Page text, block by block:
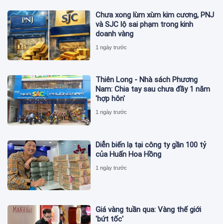
Chưa xong lùm xùm kim cương, PNJ
và SJC lộ sai phạm trong kinh
doanh vàng
1 ngày trước
Thiên Long - Nhà sách Phương
Nam: Chia tay sau chưa đầy 1 năm
'hợp hôn'
1 ngày trước
Diễn biến lạ tại công ty gần 100 tỷ
của Huấn Hoa Hồng
1 ngày trước
Giá vàng tuần qua: Vàng thế giới
'bứt tốc'